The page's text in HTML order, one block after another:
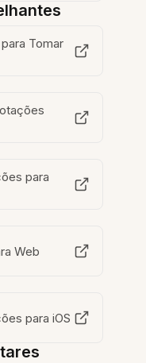
Tomar
para
Web
para iOS